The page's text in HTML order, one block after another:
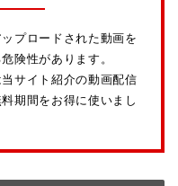
プロードされた動画を
険性があります。
サイト紹介の動画配信
期間をお得に使いまし